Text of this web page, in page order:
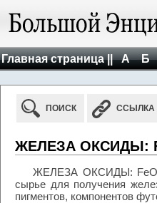
Главная страница || А Б
ПОИСК ССЫЛКА
ЖЕЛЕЗА ОКСИДЫ:
ЖЕЛЕЗА ОКСИДЫ: FeO,
сырье для получения
пигментов, компонентов